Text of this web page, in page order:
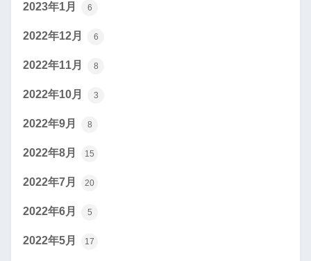
2023年1月 6
2022年12月 6
2022年11月 8
2022年10月 3
2022年9月 8
2022年8月 15
2022年7月 20
2022年6月 5
2022年5月 17